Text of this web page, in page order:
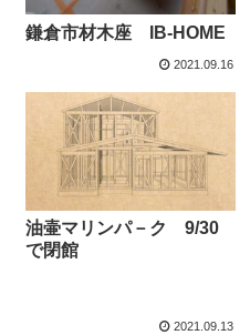
鎌倉市材木座 IB-HOME
2021.09.16
油壷マリンパ－ク 9/30
で閉館
2021.09.13